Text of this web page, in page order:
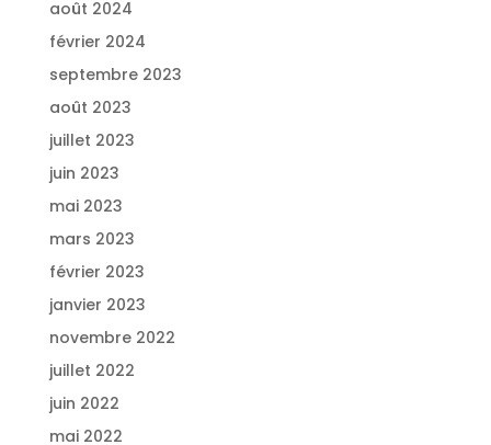
août 2024
février 2024
septembre 2023
août 2023
juillet 2023
juin 2023
mai 2023
mars 2023
février 2023
janvier 2023
novembre 2022
juillet 2022
juin 2022
mai 2022